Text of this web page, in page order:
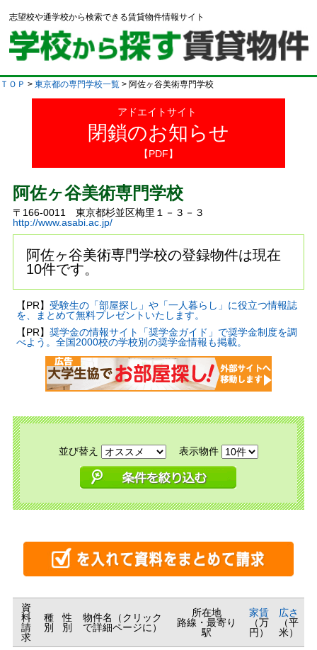
志望校や通学校から検索できる賃貸物件情報サイト
ＴＯＰ > 東京都の専門学校一覧 > 阿佐ヶ谷美術専門学校
アドエイトサイト
閉鎖のお知らせ
【PDF】
阿佐ヶ谷美術専門学校
〒166-0011 東京都杉並区梅里１－３－３
http://www.asabi.ac.jp/
阿佐ヶ谷美術専門学校の登録物件は現在
10件です。
【PR】 受験生の「部屋探し」や「一人暮らし」に役立つ情報誌
を、まとめて無料プレゼントいたします。
【PR】 奨学金の情報サイト「奨学金ガイド」で奨学金制度を調
べよう。全国2000校の学校別の奨学金情報も掲載。
並び替え 表示物件
資
料
請
求
種
別
性
別
物件名（クリック
で詳細ページに）
所在地
路線・最寄り
駅
家賃
（万
円）
広さ
（平
米）